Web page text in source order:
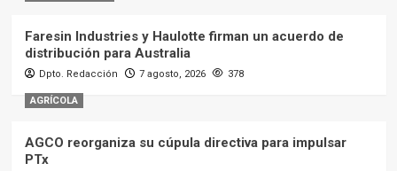
Faresin Industries y Haulotte firman un acuerdo de
distribución para Australia
Dpto. Redacción 7 agosto, 2026 378
AGRÍCOLA
AGCO reorganiza su cúpula directiva para impulsar
PTx